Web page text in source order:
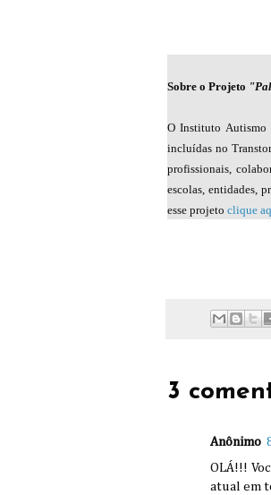
Sobre o Projeto
O Instituto Autismo
incluídas no
profissionais,
escolas, entidades,
esse projeto clique
3
Anônimo
OLÁ!!!
atual em